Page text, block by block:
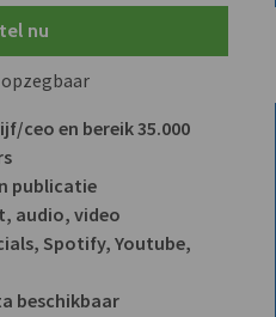
nu
ceo en bereik 35.000
publicatie
audio, video
Spotify, Youtube,
beschikbaar